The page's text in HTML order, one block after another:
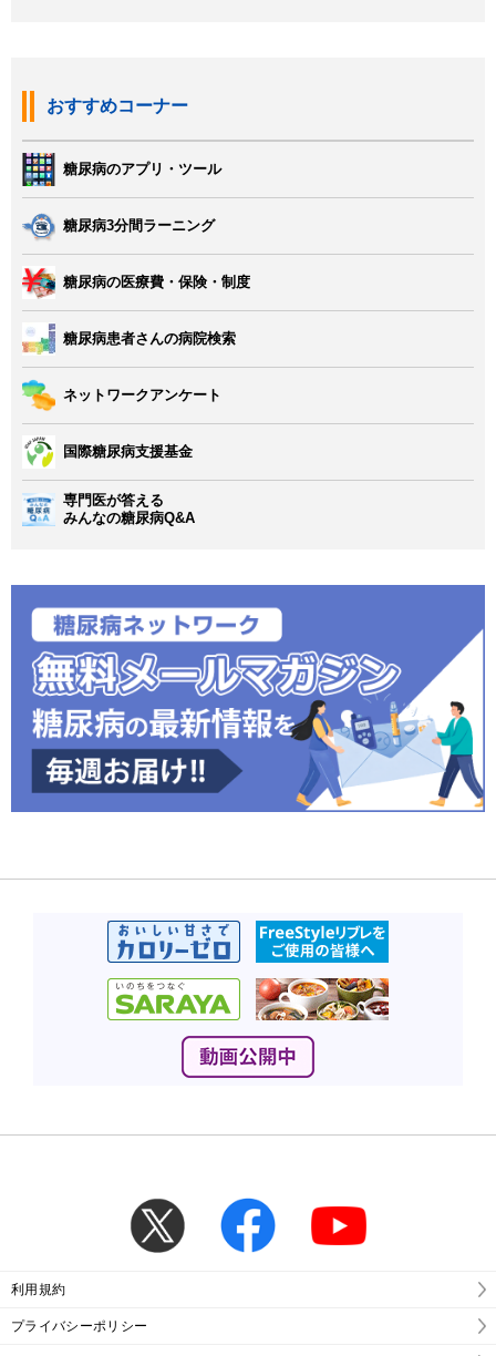
おすすめコーナー
糖尿病のアプリ・ツール
糖尿病3分間ラーニング
糖尿病の医療費・保険・制度
糖尿病患者さんの病院検索
ネットワークアンケート
国際糖尿病支援基金
専門医が答える
みんなの糖尿病Q&A
利用規約
プライバシーポリシー